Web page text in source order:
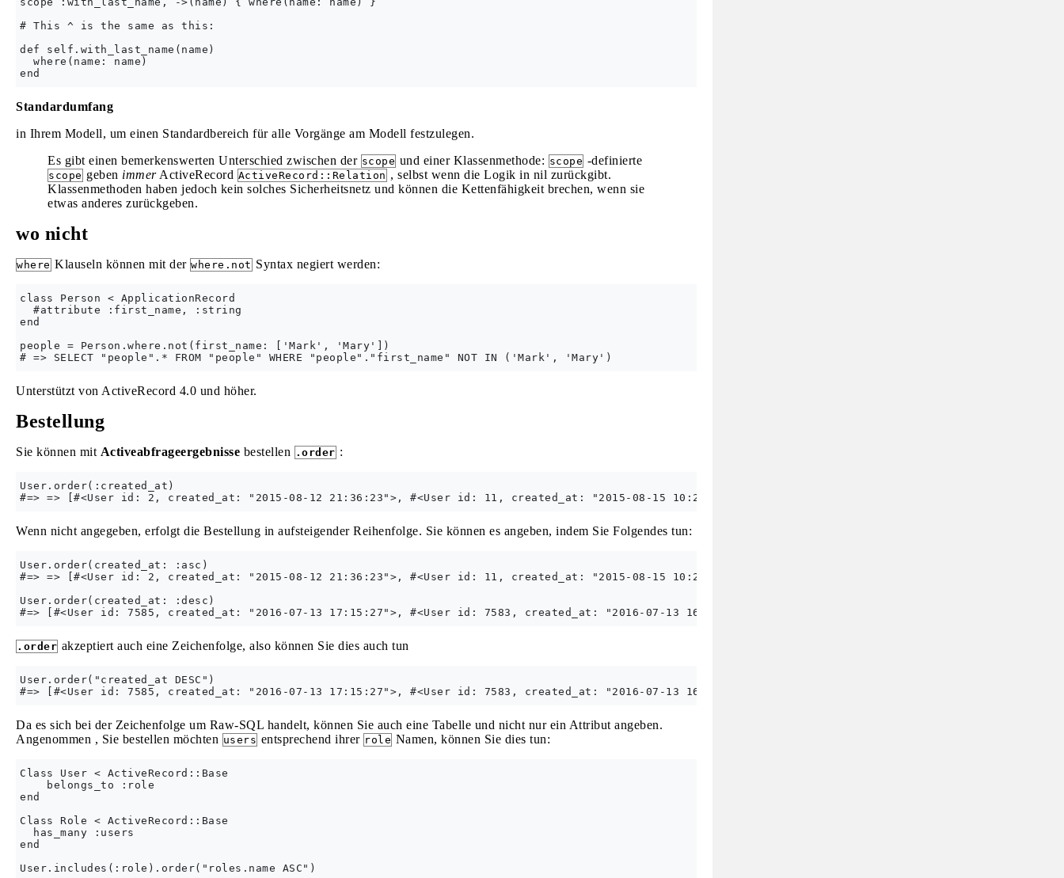
# This ^ is the same as this:
def self.with_last_name(name)
  where(name: name)
Standardumfang
in Ihrem Modell, um einen Standardbereich für alle Vorgänge am Modell festzulegen.
Es gibt einen bemerkenswerten Unterschied zwischen der scope und einer Klassenmethode: scope -definierte
scope geben immerActiveRecord ActiveRecord::Relation , selbst wenn die Logik in nil zurückgibt.
Klassenmethoden haben jedoch kein solches Sicherheitsnetz und können die Kettenfähigkeit brechen, wenn sie
etwas anderes zurückgeben.
wo nicht
where Klauseln können mit der where.not Syntax negiert werden:
class Person < ApplicationRecord
  #attribute :first_name, :string
end
people = Person.where.not(first_name: ['Mark', 'Mary'])
Unterstützt von ActiveRecord 4.0 und höher.
Bestellung
Sie können mit Activeabfrageergebnisse bestellen .order :
User.order(:created_at)
Wenn nicht angegeben, erfolgt die Bestellung in aufsteigender Reihenfolge. Sie können es angeben, indem Sie Folgendes tun:
User.order(created_at: :asc)
#=> => [#<User id: 2, created_at: "2015-08-12 21:36:23">, #<User id: 11, created_at: "2015-08-15 10:21:48">]
User.order(created_at: :desc)
.order akzeptiert auch eine Zeichenfolge, also können Sie dies auch tun
User.order("created_at DESC")
Da es sich bei der Zeichenfolge um Raw-SQL handelt, können Sie auch eine Tabelle und nicht nur ein Attribut angeben.
Angenommen , Sie bestellen möchten users entsprechend ihrer role Namen, können Sie dies tun:
Class User < ActiveRecord::Base
    belongs_to :role
end
Class Role < ActiveRecord::Base
  has_many :users
end